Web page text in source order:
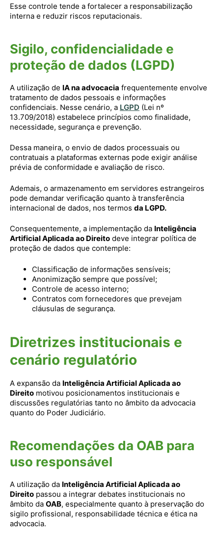
Esse controle tende a fortalecer a responsabilização
interna e reduzir riscos reputacionais.
Sigilo, confidencialidade e
proteção de dados (LGPD)
A utilização de IA na advocacia frequentemente envolve
tratamento de dados pessoais e informações
confidenciais. Nesse cenário, a LGPD (Lei nº
13.709/2018) estabelece princípios como finalidade,
necessidade, segurança e prevenção.
Dessa maneira, o envio de dados processuais ou
contratuais a plataformas externas pode exigir análise
prévia de conformidade e avaliação de risco.
Ademais, o armazenamento em servidores estrangeiros
pode demandar verificação quanto à transferência
internacional de dados, nos termos da LGPD.
Consequentemente, a implementação da Inteligência
Artificial Aplicada ao Direito deve integrar política de
proteção de dados que contemple:
Classificação de informações sensíveis;
Anonimização sempre que possível;
Controle de acesso interno;
Contratos com fornecedores que prevejam
cláusulas de segurança.
Diretrizes institucionais e
cenário regulatório
A expansão da Inteligência Artificial Aplicada ao
Direito motivou posicionamentos institucionais e
discussões regulatórias tanto no âmbito da advocacia
quanto do Poder Judiciário.
Recomendações da OAB para
uso responsável
A utilização da Inteligência Artificial Aplicada ao
Direito passou a integrar debates institucionais no
âmbito da OAB, especialmente quanto à preservação do
sigilo profissional, responsabilidade técnica e ética na
advocacia.